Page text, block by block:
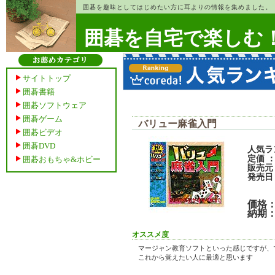
囲碁を趣味としてはじめたい方に耳よりの情報を集めました。
囲碁を自宅で楽しむ
サイトトップ
囲碁書籍
囲碁ソフトウェア
囲碁ゲーム
囲碁ビデオ
囲碁DVD
囲碁おもちゃ&ホビー
バリュー麻雀入門
人気
定価
販売
発売日
価格：
納期：
オススメ度
マージャン教育ソフトといった感じですが
これから覚えたい人に最適と思います